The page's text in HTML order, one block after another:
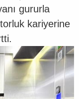
gururla
kariyerine